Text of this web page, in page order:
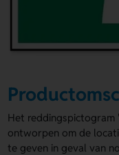
Het reddingspictogram
ontworpen om de
te geven in geval van